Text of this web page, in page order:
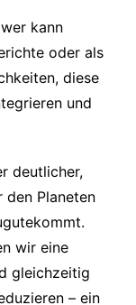
kann
oder als
diese
und
deutlicher,
Planeten
wir eine
gleichzeitig
– ein